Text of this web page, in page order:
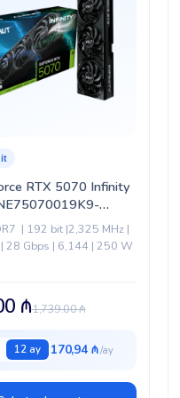
RTX 5070 Infinity
| 192 bit |2,325 MHz |
28 Gbps | 6,144 | 250 W
1,739.00₼
₼
12 ay 170,94 ₼